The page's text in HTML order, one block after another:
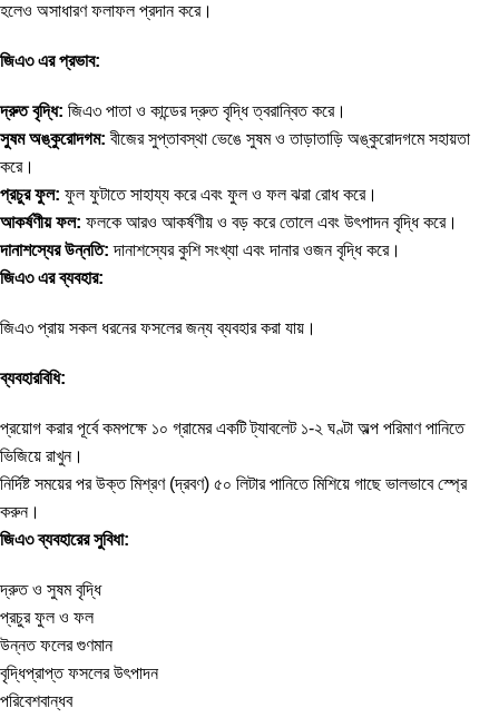
হলেও অসাধারণ ফলাফল প্রদান করে।
জিএ৩ এর প্রভাব:
দ্রুত বৃদ্ধি: জিএ৩ পাতা ও কান্ডের দ্রুত বৃদ্ধি ত্বরান্বিত করে।
সুষম অঙ্কুরোদগম: বীজের সুপ্তাবস্থা ভেঙে সুষম ও তাড়াতাড়ি অঙ্কুরোদগমে সহায়তা
করে।
প্রচুর ফুল: ফুল ফুটাতে সাহায্য করে এবং ফুল ও ফল ঝরা রোধ করে।
আকর্ষণীয় ফল: ফলকে আরও আকর্ষণীয় ও বড় করে তোলে এবং উৎপাদন বৃদ্ধি করে।
দানাশস্যের উন্নতি: দানাশস্যের কুশি সংখ্যা এবং দানার ওজন বৃদ্ধি করে।
জিএ৩ এর ব্যবহার:
জিএ৩ প্রায় সকল ধরনের ফসলের জন্য ব্যবহার করা যায়।
ব্যবহারবিধি:
প্রয়োগ করার পূর্বে কমপক্ষে ১০ গ্রামের একটি ট্যাবলেট ১-২ ঘণ্টা অল্প পরিমাণ পানিতে
ভিজিয়ে রাখুন।
নির্দিষ্ট সময়ের পর উক্ত মিশ্রণ (দ্রবণ) ৫০ লিটার পানিতে মিশিয়ে গাছে ভালভাবে স্প্রে
করুন।
জিএ৩ ব্যবহারের সুবিধা:
দ্রুত ও সুষম বৃদ্ধি
প্রচুর ফুল ও ফল
উন্নত ফলের গুণমান
বৃদ্ধিপ্রাপ্ত ফসলের উৎপাদন
পরিবেশবান্ধব